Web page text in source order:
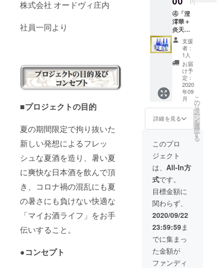
株式会社 オードヴィ庄内
社員一同より
■プロジェクトの目的
夏の期間限定で拘り抜いた
新しい発想によるフレッ
シュな夏酒を造り、暑い夏
に爽快な日本酒を飲んで頂
き、コロナ禍の混乱にも夏
の暑さにも負けない快適な
「マイお酒ライフ」をお手
伝いすること。
●コンセプト
・2本
酒粕塩
／30g・
2袋 こ
のセッ
トに酒
蔵が製
造した
高濃度
エタ
ノール
製品 ブ
ロック
66／
720ml
致しま
す 更
に、特
割限定
にて
8500円
のとこ
ろを400
円割引
して、
8100円
で提供
しま
す。
④「澄
澪華＋
炎天辛
＋オリ
ジナル
酒粕
塩・4本
セッ
ト」 澄
澪華／
720ml
・2本
炎天辛
／
720ml
・2本
酒粕塩
／30g・
2袋 価
格・
8500円
／50組
支援
者：
1人
お届
け予
定：
2020
年09
月
詳細を見る
こ
の
リ
タ
ー
ン
を
選
択
す
る
このプロ
ジェクト
は、 All-In方
式です。
目標金額に
関わらず、
2020/09/22
23:59:59ま
でに集まっ
た金額が
ファンディ